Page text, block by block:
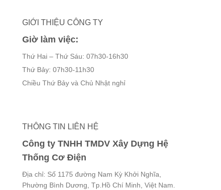
GIỚI THIỆU CÔNG TY
Giờ làm việc:
Thứ Hai – Thứ Sáu: 07h30-16h30
Thứ Bảy: 07h30-11h30
Chiều Thứ Bảy và Chủ Nhật nghỉ
THÔNG TIN LIÊN HỆ
Công ty TNHH TMDV Xây Dựng Hệ
Thống Cơ Điện
Địa chỉ: Số 1175 đường Nam Kỳ Khởi Nghĩa,
Phường Bình Dương, Tp.Hồ Chí Minh, Việt Nam.